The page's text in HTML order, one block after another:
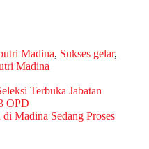
Madina, Sukses gelar,
Madina
Terbuka Jabatan
OPD
Madina Sedang Proses